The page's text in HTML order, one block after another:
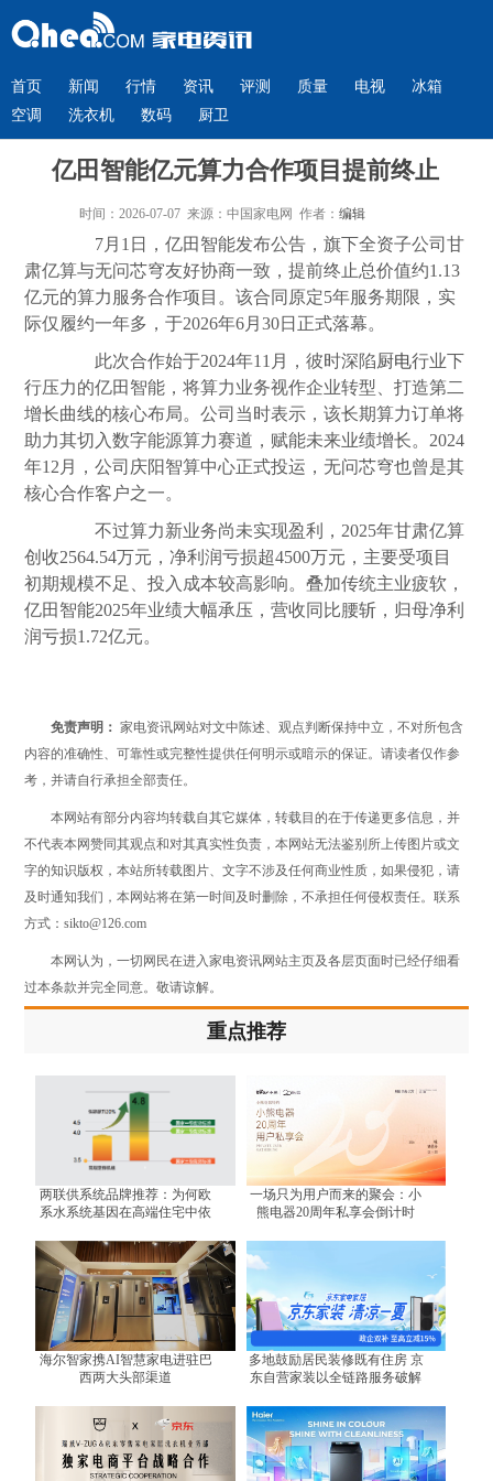
首页 新闻 行情 资讯 评测 质量 电视
冰箱
空调
洗衣机 数码 厨卫
亿田智能亿元算力合作项目提前终止
时间：2026-07-07 来源：中国家电网 作者： 编辑
7月1日，亿田智能发布公告，旗下全资子公司甘
肃亿算与无问芯穹友好协商一致，提前终止总价值约1.13
亿元的算力服务合作项目。该合同原定5年服务期限，实
际仅履约一年多，于2026年6月30日正式落幕。
此次合作始于2024年11月，彼时深陷厨电行业下
行压力的亿田智能，将算力业务视作企业转型、打造第二
增长曲线的核心布局。公司当时表示，该长期算力订单将
助力其切入数字能源算力赛道，赋能未来业绩增长。2024
年12月，公司庆阳智算中心正式投运，无问芯穹也曾是其
核心合作客户之一。
不过算力新业务尚未实现盈利，2025年甘肃亿算
创收2564.54万元，净利润亏损超4500万元，主要受项目
初期规模不足、投入成本较高影响。叠加传统主业疲软，
亿田智能2025年业绩大幅承压，营收同比腰斩，归母净利
润亏损1.72亿元。
免责声明： 家电资讯网站对文中陈述、观点判断保持中立，不对所包含
内容的准确性、可靠性或完整性提供任何明示或暗示的保证。请读者仅作参
考，并请自行承担全部责任。
本网站有部分内容均转载自其它媒体，转载目的在于传递更多信息，并
不代表本网赞同其观点和对其真实性负责，本网站无法鉴别所上传图片或文
字的知识版权，本站所转载图片、文字不涉及任何商业性质，如果侵犯，请
及时通知我们，本网站将在第一时间及时删除，不承担任何侵权责任。联系
方式：sikto@126.com
本网认为，一切网民在进入家电资讯网站主页及各层页面时已经仔细看
过本条款并完全同意。敬请谅解。
重点推荐
两联供系统品牌推荐：为何欧
系水系统基因在高端住宅中依
一场只为用户而来的聚会：小
熊电器20周年私享会倒计时
海尔智家携AI智慧家电进驻巴
西两大头部渠道
多地鼓励居民装修既有住房 京
东自营家装以全链路服务破解